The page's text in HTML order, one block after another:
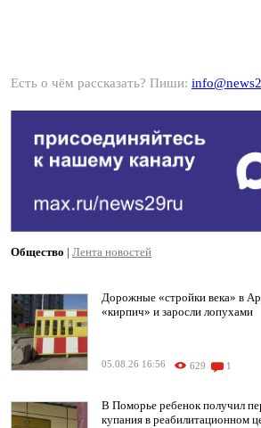
Есть о чём рассказать? Пиши:
Общество | Лента новостей
Дорожные «стройки века» в
«кирпич» и заросли лопухами
05.08.26 16:56 629 1
В Поморье ребенок получил
купания в реабилитационном